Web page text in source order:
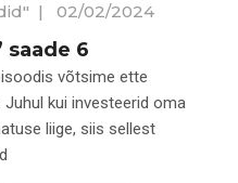
| 02/02/2024
saade 6
võtsime ette
kui investeerid oma
liige, siis sellest